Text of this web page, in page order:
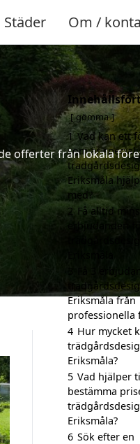
Städer Om /
offerter från lokala
gömma
1 Vad kan ett
som är
Eriksmåla
med?
2 Få alltid
erbjudanden för
Få 3
Eriksmåla från
professionella
4 Hur mycket
Eriksmåla?
5 Vad hjälper
bestämma
Eriksmåla?
6 Sök efter en